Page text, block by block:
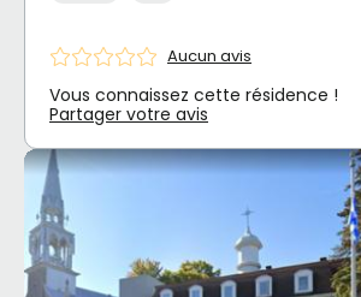
Aucun avis
Vous connaissez cette résidence !
Partager votre avis